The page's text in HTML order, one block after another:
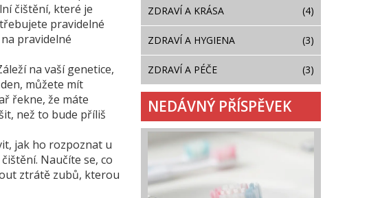
čištění, které je
pravidelné
pravidelné
na vaší genetice,
můžete mít
řekne, že máte
než to bude příliš
jak ho rozpoznat u
Naučíte se, co
ztrátě zubů, kterou
ZDRAVÍ A KRÁSA (4)
ZDRAVÍ A HYGIENA (3)
ZDRAVÍ A PÉČE (3)
NEDÁVNÝ PŘÍSPĚVEK